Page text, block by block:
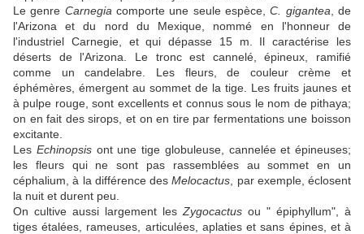
Le genre Carnegia comporte une seule espèce,C. gigantea , de
l'Arizona et du nord du Mexique, nommé en l'honneur de
l'industriel Carnegie, et qui dépasse 15 m. Il caractérise les
déserts de l'Arizona. Le tronc est cannelé, épineux, ramifié
comme un candelabre. Les fleurs, de couleur crème et
éphémères, émergent au sommet de la tige. Les fruits jaunes et
à pulpe rouge, sont excellents et connus sous le nom de pithaya;
on en fait des sirops, et on en tire par fermentations une boisson
excitante.
Les Echinopsisont une tige globuleuse, cannelée et épineuses;
les fleurs qui ne sont pas rassemblées au sommet en un
céphalium, à la différence desMelocactus , par exemple, éclosent
la nuit et durent peu.
On cultive aussi largement les Zygocactus ou " épiphyllum", à
tiges étalées, rameuses, articulées, aplaties et sans épines, et à